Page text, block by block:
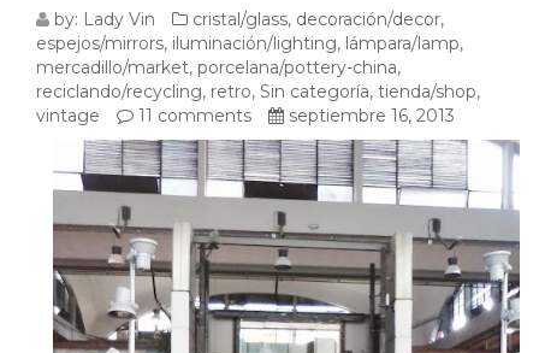
CEBADA
STREET
MARKET
by: Lady Vin cristal/glass, decoración/decor,
espejos/mirrors, iluminación/lighting, lámpara/lamp,
mercadillo/market, porcelana/pottery-china,
reciclando/recycling, retro, Sin categoría, tienda/shop,
vintage
11 comments septiembre 16, 2013